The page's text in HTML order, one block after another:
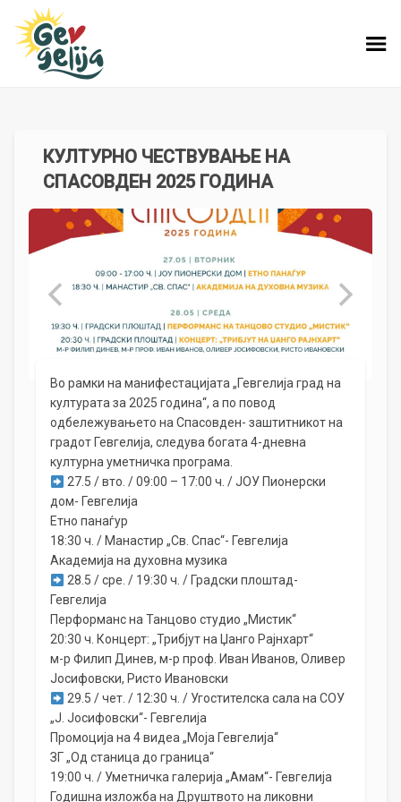
КУЛТУРНО ЧЕСТВУВАЊЕ НА
СПАСОВДЕН 2025 ГОДИНА
Во рамки на манифестацијата „Гевгелија град на
културата за 2025 година“, а по повод
одбележувањето на Спасовден- заштитникот на
градот Гевгелија, следува богата 4-дневна
културна уметничка програма.
27.5 / вто. / 09:00 – 17:00 ч. / ЈОУ Пионерски
дом- Гевгелија
Етно панаѓур
18:30 ч. / Манастир „Св. Спас“- Гевгелија
Академија на духовна музика
28.5 / сре. / 19:30 ч. / Градски плоштад-
Гевгелија
Перформанс на Танцово студио „Мистик“
20:30 ч. Концерт: „Трибјут на Џанго Рајнхарт“
м-р Филип Динев, м-р проф. Иван Иванов, Оливер
Јосифовски, Ристо Ивановски
29.5 / чет. / 12:30 ч. / Угостителска сала на СОУ
„Ј. Јосифовски“- Гевгелија
Промоција на 4 видеа „Моја Гевгелија“
ЗГ „Од станица до граница“
19:00 ч. / Уметничка галерија „Амам“- Гевгелија
Годишна изложба на Друштвото на ликовни